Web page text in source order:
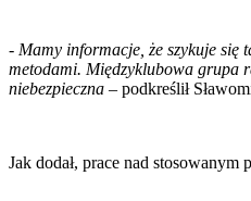
- Mamy informacje, że szykuje się
metodami. Międzyklubowa grupa
niebezpieczna – podkreślił
Jak dodał, prace nad